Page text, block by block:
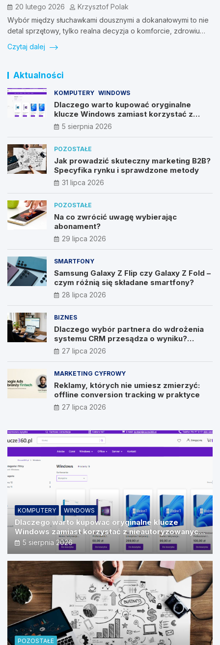
20 lutego 2026
Krzysztof Polak
Wybór między słuchawkami dousznymi a dokanałowymi to nie
detal sprzętowy, tylko realna decyzja o komforcie, zdrowiu…
Czytaj dalej
Aktualności
KOMPUTERY WINDOWS
Dlaczego warto kupować oryginalne
klucze Windows zamiast korzystać z
nieautoryzowanych źródeł?
5 sierpnia 2026
POZOSTAŁE
Jak prowadzić skuteczny marketing B2B?
Specyfika rynku i sprawdzone metody
31 lipca 2026
POZOSTAŁE
Na co zwrócić uwagę wybierając
abonament?
29 lipca 2026
SMARTFONY
Samsung Galaxy Z Flip czy Galaxy Z Fold –
czym różnią się składane smartfony?
28 lipca 2026
BIZNES
Dlaczego wybór partnera do wdrożenia
systemu CRM przesądza o wyniku?
Wywiad z Pawłem Prymakowskim, CEO IT
Vision
27 lipca 2026
MARKETING CYFROWY
Reklamy, których nie umiesz zmierzyć:
offline conversion tracking w praktyce
27 lipca 2026
KOMPUTERY WINDOWS
Dlaczego warto kupować oryginalne klucze
Windows zamiast korzystać z nieautoryzowanych
źródeł?
5 sierpnia 2026
POZOSTAŁE